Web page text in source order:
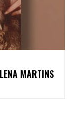
MARTINS